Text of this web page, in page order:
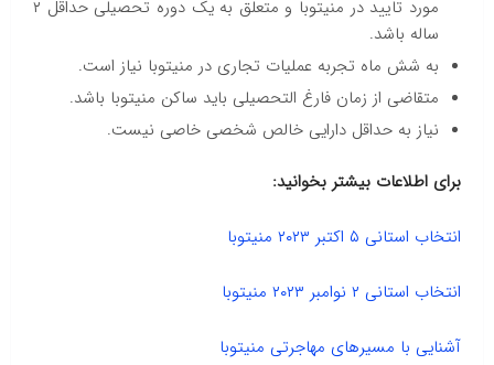
مورد تایید در منیتوبا و متعلق به یک دوره تحصیلی حداقل ۲
ساله باشد.
به شش ماه تجربه عملیات تجاری در منیتوبا نیاز است.
متقاضی از زمان فارغ التحصیلی باید ساکن منیتوبا باشد.
نیاز به حداقل دارایی خالص شخصی خاصی نیست.
برای اطلاعات بیشتر بخوانید:
انتخاب استانی ۵ اکتبر ۲۰۲۳ منیتوبا
انتخاب استانی ۲ نوامبر ۲۰۲۳ منیتوبا
آشنایی با مسیرهای مهاجرتی منیتوبا